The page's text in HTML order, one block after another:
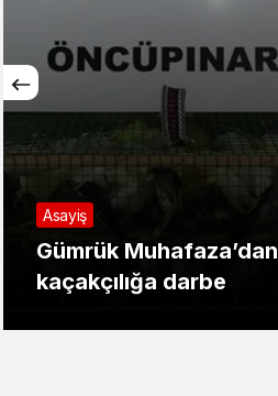
Asayiş
Gümrük Muhafaza’dan
kaçakçılığa darbe